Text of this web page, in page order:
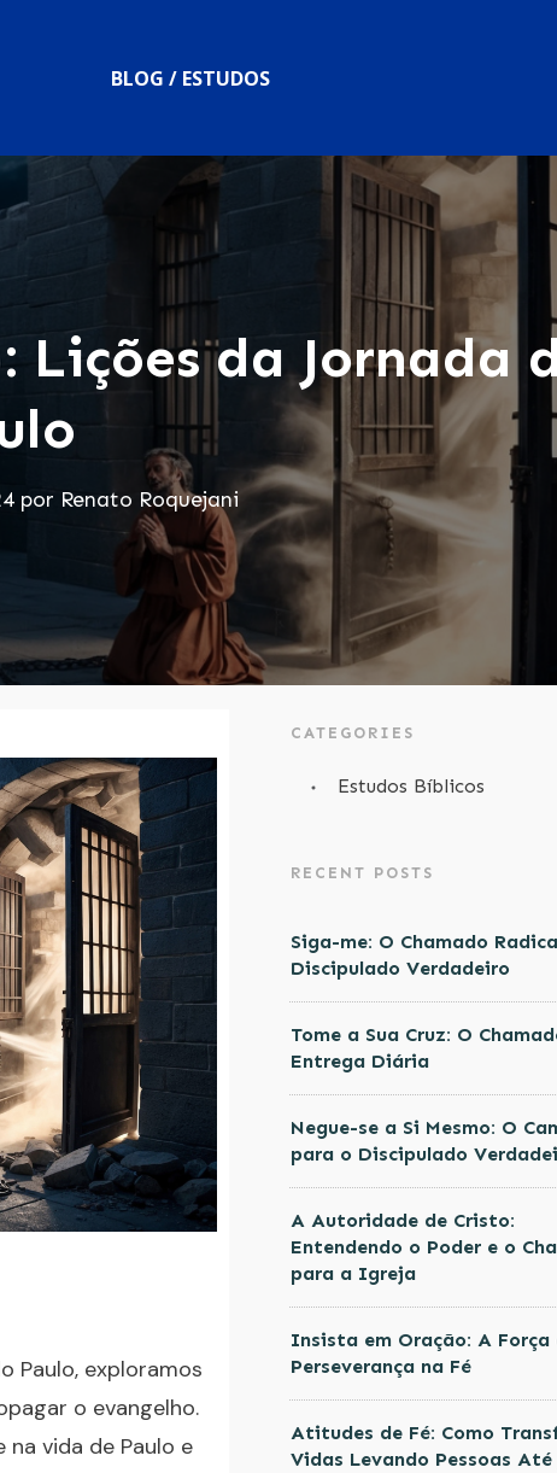
BLOG / ESTUDOS
da Jornada
por Renato Roquejani
Paulo, exploramos
o evangelho.
vida de Paulo e
CATEGORIES
Estudos Bíblicos
RECENT POSTS
Siga-me: O Chamado
Discipulado Verdadeiro
Tome a Sua Cruz: O
Entrega Diária
Negue-se a Si Mesmo: O
para o Discipulado
A Autoridade de Cristo:
Entendendo o Poder e o
para a Igreja
Insista em Oração: A Força
Perseverança na Fé
Atitudes de Fé: Como
Vidas Levando Pessoas Até